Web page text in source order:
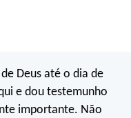
Deus até o dia de
e dou testemunho
importante. Não